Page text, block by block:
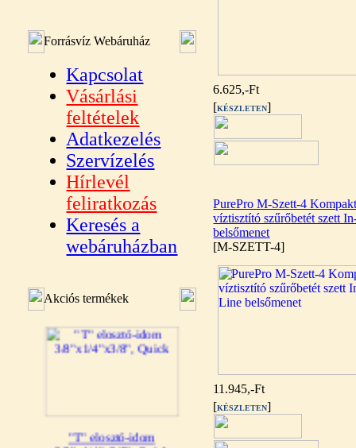
Forrásvíz Webáruház
Kapcsolat
Vásárlási
feltételek
Adatkezelés
Szervízelés
Hírlevél
feliratkozás
Keresés a
webáruházban
Akciós termékek
3/8"x1/4"x3/8", Quick
6.625,-Ft
[KÉSZLETEN]
PurePro M-Szett-4
víztisztító szűrőbetét szett
belsőmenet
[M-SZETT-4]
11.945,-Ft
[KÉSZLETEN]